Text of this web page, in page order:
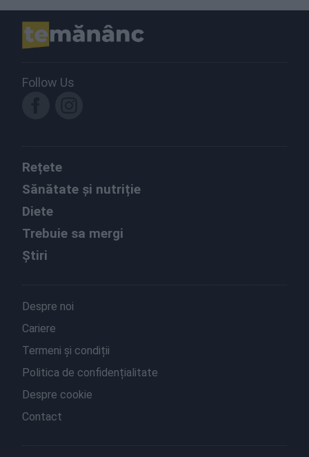
Follow Us
Rețete
Sănătate și nutriție
Diete
Trebuie sa mergi
Știri
Despre noi
Cariere
Termeni și condiții
Politica de confidențialitate
Despre cookie
Contact